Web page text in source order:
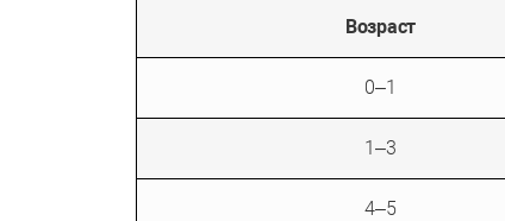
Возраст
0–1
1–3
4–5